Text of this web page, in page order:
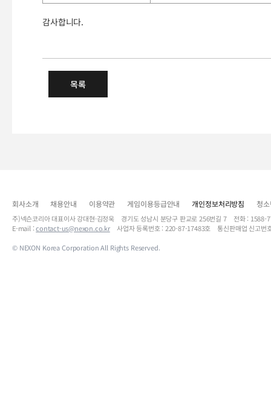
감사합니다.
목록
회사소개 채용안내 이용약관 게임이용등급안내 개인정보처리방침 청
주)넥슨코리아 대표이사 강대현·김정욱 경기도 성남시 분당구 판교로 256번길 7 전화 :
E-mail :contact-us@nexon.co.kr사업자 등록번호 : 220-87-17483호 통신판매업 신고번
© NEXON Korea Corporation All Rights Reserved.